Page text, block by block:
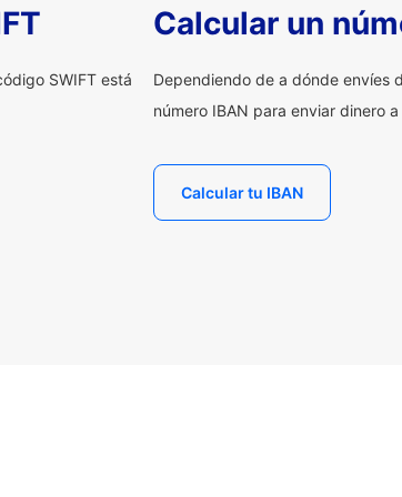
SWIFT está
Calcular un
Dependiendo de a dónde envíes
número IBAN para enviar dinero
Calcular tu IBAN